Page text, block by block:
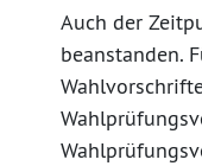
Auch der
beanstanden.